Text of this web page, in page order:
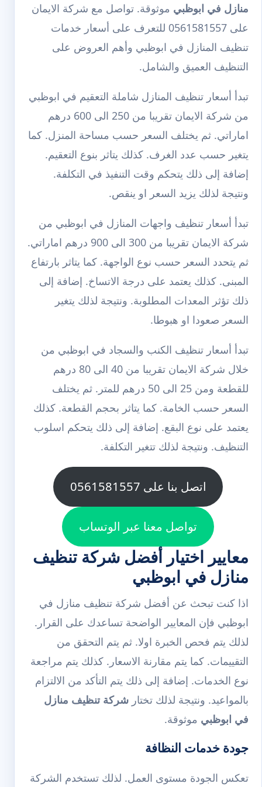
منازل في ابوظبي موثوقة. تواصل مع شركة الايمان
على 0561581557 للتعرف على أسعار خدمات
تنظيف المنازل في ابوظبي وأهم العروض على
التنظيف العميق والشامل.
تبدأ أسعار تنظيف المنازل شاملة التعقيم في ابوظبي
من شركة الايمان تقريبا من 250 الى 600 درهم
اماراتي. ثم يختلف السعر حسب مساحة المنزل. كما
يتغير حسب عدد الغرف. كذلك يتاثر بنوع التعقيم.
إضافة إلى ذلك يتحكم وقت التنفيذ في التكلفة.
ونتيجة لذلك يزيد السعر او ينقص.
تبدأ أسعار تنظيف واجهات المنازل في ابوظبي من
شركة الايمان تقريبا من 300 الى 900 درهم اماراتي.
ثم يتحدد السعر حسب نوع الواجهة. كما يتاثر بارتفاع
المبنى. كذلك يعتمد على درجة الاتساخ. إضافة إلى
ذلك تؤثر المعدات المطلوبة. ونتيجة لذلك يتغير
السعر صعودا او هبوطا.
تبدأ أسعار تنظيف الكنب والسجاد في ابوظبي من
خلال شركة الايمان تقريبا من 40 الى 80 درهم
للقطعة ومن 25 الى 50 درهم للمتر. ثم يختلف
السعر حسب الخامة. كما يتاثر بحجم القطعة. كذلك
يعتمد على نوع البقع. إضافة إلى ذلك يتحكم اسلوب
التنظيف. ونتيجة لذلك تتغير التكلفة.
اتصل بنا على 0561581557
تواصل معنا عبر الوتساب
معايير اختيار أفضل شركة تنظيف
منازل في ابوظبي
اذا كنت تبحث عن أفضل شركة تنظيف منازل في
ابوظبي فإن المعايير الواضحة تساعدك على القرار.
لذلك يتم فحص الخبرة اولا. ثم يتم التحقق من
التقييمات. كما يتم مقارنة الاسعار. كذلك يتم مراجعة
نوع الخدمات. إضافة إلى ذلك يتم التأكد من الالتزام
بالمواعيد. ونتيجة لذلك تختار شركة تنظيف منازل
في ابوظبي موثوقة.
جودة خدمات النظافة
تعكس الجودة مستوى العمل. لذلك تستخدم الشركة